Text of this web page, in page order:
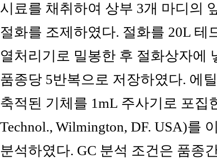
시료를 채취하여 상부 3개 마디의
절화를 조제하였다. 절화를 20L 테
열처리기로 밀봉한 후 절화상자
품종당 5반복으로 저장하였다. 에
축적된 기체를 1mL 주사기로 포집
Technol., Wilmington, DF. USA)를
분석하였다. GC 분석 조건은 품종